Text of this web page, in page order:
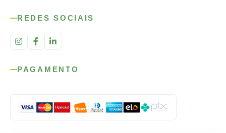
REDES SOCIAIS
PAGAMENTO